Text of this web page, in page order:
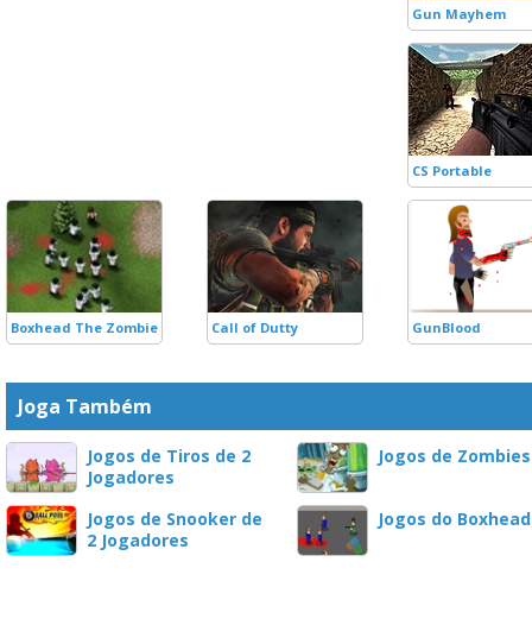
Gun Mayhem
CS Portable
Boxhead The Zombie Wars Call of Dutty GunBlood
Joga Também
Jogos de Tiros de 2
Jogadores
Jogos de Zombies
Jogos de Snooker de
2 Jogadores
Jogos do Boxhead